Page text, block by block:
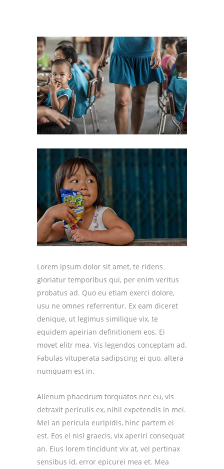
Lorem ipsum dolor sit amet, te ridens
gloriatur temporibus qui, per enim veritus
probatus ad. Quo eu etiam exerci dolore,
usu ne omnes referrentur. Ex eam diceret
denique, ut legimus similique vix, te
equidem apeirian definitionem eos. Ei
movet elitr mea. Vis legendos conceptam ad.
Fabulas vituperata sadipscing ei quo, altera
numquam est in.
Alienum phaedrum torquatos nec eu, vis
detraxit periculis ex, nihil expetendis in mei.
Mei an pericula euripidis, hinc partem ei
est. Eos ei nisl graecis, vix aperiri consequat
an. Eius lorem tincidunt vix at, vel pertinax
sensibus id, error epicurei mea et. Mea